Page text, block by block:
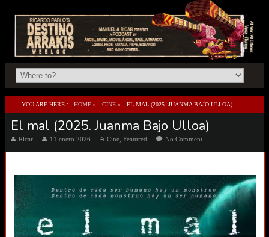
YOU ARE HERE : HOME » CINE » EL MAL (2025. JUANMA BAJO ULLOA)
El mal (2025. Juanma Bajo Ulloa)
Ricar 11 enero 2026 Cine, Featured No Comment